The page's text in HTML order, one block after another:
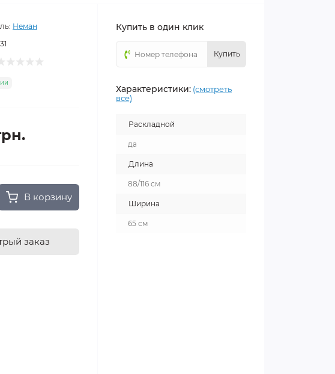
Неман
В корзину
заказ
Купить в один клик
Купить
Характеристики: (смотреть
все)
Раскладной
да
Длина
88/116 см
Ширина
65 см